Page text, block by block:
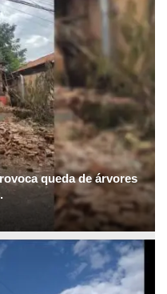
queda de árvores